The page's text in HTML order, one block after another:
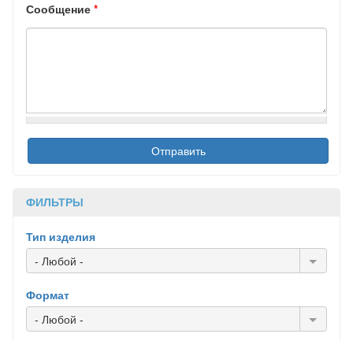
Сообщение *
ФИЛЬТРЫ
Тип изделия
- Любой -
Формат
- Любой -